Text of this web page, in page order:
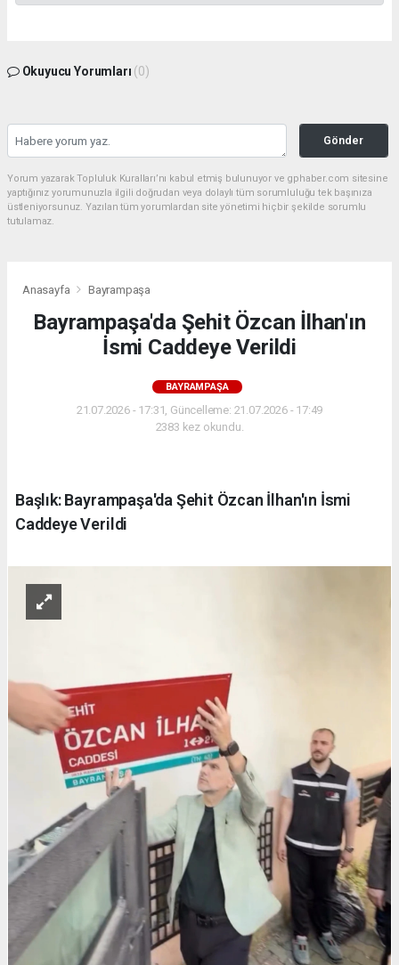
Okuyucu Yorumları (0)
Gönder
Yorum yazarak Topluluk Kuralları’nı kabul etmiş bulunuyor ve gphaber.com sitesine
yaptığınız yorumunuzla ilgili doğrudan veya dolaylı tüm sorumluluğu tek başınıza
üstleniyorsunuz. Yazılan tüm yorumlardan site yönetimi hiçbir şekilde sorumlu
tutulamaz.
Anasayfa Bayrampaşa
Bayrampaşa'da Şehit Özcan İlhan'ın
İsmi Caddeye Verildi
BAYRAMPAŞA
21.07.2026 - 17:31, Güncelleme: 21.07.2026 - 17:49
2383 kez okundu.
Başlık: Bayrampaşa'da Şehit Özcan İlhan'ın İsmi
Caddeye Verildi